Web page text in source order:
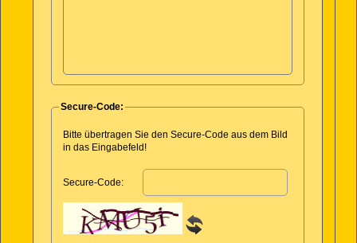
Secure-Code:
Bitte übertragen Sie den Secure-Code aus dem Bild
in das Eingabefeld!
Secure-Code: